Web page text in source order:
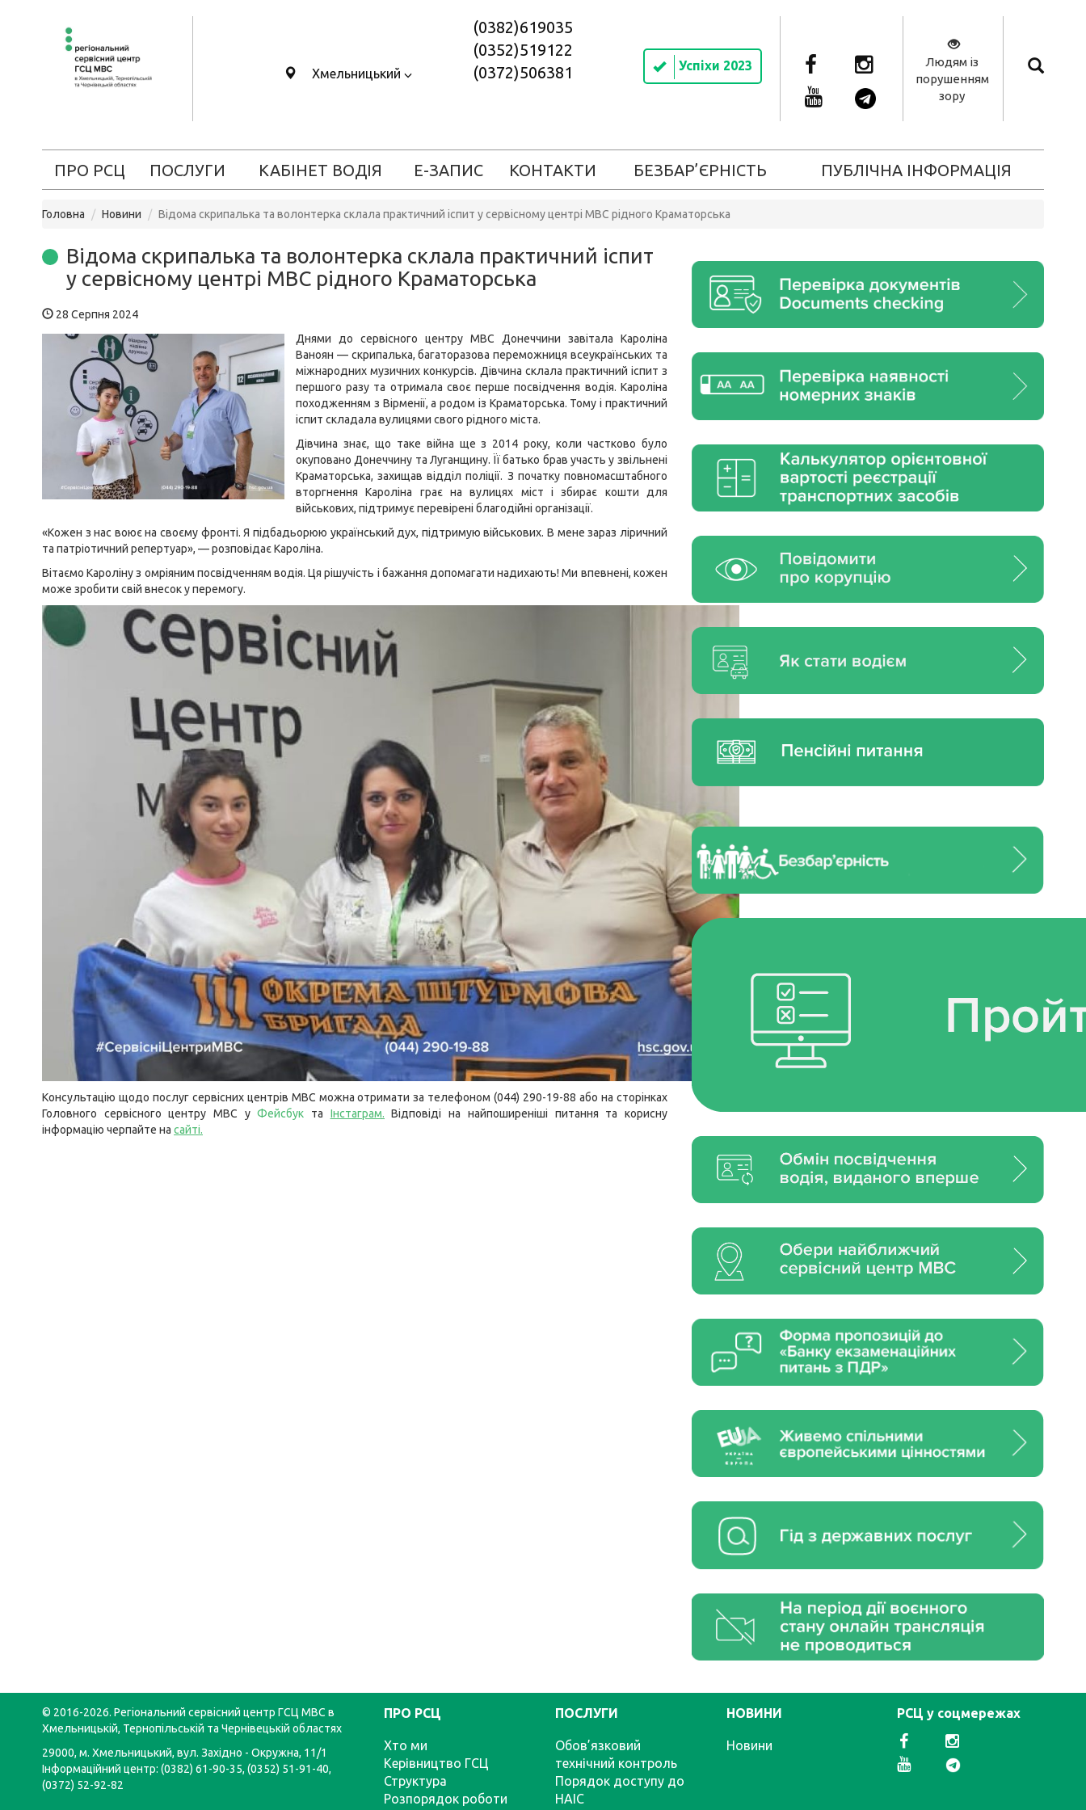
Хмельницький
(0382)619035
(0352)519122
(0372)506381
Успіхи 2023
Людям із
порушенням
зору
ПРО РСЦ ПОСЛУГИ КАБІНЕТ ВОДІЯ Е-ЗАПИС КОНТАКТИ БЕЗБАР’ЄРНІСТЬ ПУБЛІЧНА ІНФОРМАЦІЯ
Головна Новини Відома скрипалька та волонтерка склала практичний іспит у сервісному центрі МВС рідного Краматорська
Відома скрипалька та волонтерка склала практичний іспит
у сервісному центрі МВС рідного Краматорська
28 Серпня 2024
Днями до сервісного центру МВС Донеччини завітала Кароліна
Ваноян — скрипалька, багаторазова переможниця всеукраїнських та
міжнародних музичних конкурсів. Дівчина склала практичний іспит з
першого разу та отримала своє перше посвідчення водія. Кароліна
походженням з Вірменії, а родом із Краматорська. Тому і практичний
іспит складала вулицями свого рідного міста.
Дівчина знає, що таке війна ще з 2014 року, коли частково було
окуповано Донеччину та Луганщину. Її батько брав участь у звільнені
Краматорська, захищав відділ поліції. З початку повномасштабного
вторгнення Кароліна грає на вулицях міст і збирає кошти для
військових, підтримує перевірені благодійні організації.
«Кожен з нас воює на своєму фронті. Я підбадьорюю український дух, підтримую військових. В мене зараз ліричний
та патріотичний репертуар», — розповідає Кароліна.
Вітаємо Кароліну з омріяним посвідченням водія. Ця рішучість і бажання допомагати надихають! Ми впевнені, кожен
може зробити свій внесок у перемогу.
Консультацію щодо послуг сервісних центрів МВС можна отримати за телефоном (044) 290-19-88 або на сторінках
Головного сервісного центру МВС уФейсбук та Інстаграм. Відповіді на найпоширеніші питання та корисну
інформацію черпайте на сайті.
© 2016-2026. Регіональний сервісний центр ГСЦ МВС в
Хмельницькій, Тернопільській та Чернівецькій областях
29000, м. Хмельницький, вул. Західно - Окружна, 11/1
Інформаційний центр: (0382) 61-90-35, (0352) 51-91-40,
(0372) 52-92-82
ПРО РСЦ
Хто ми
Керівництво ГСЦ
Структура
Розпорядок роботи
ПОСЛУГИ
Обов’язковий
технічний контроль
Порядок доступу до
НАІС
НОВИНИ
Новини
РСЦ у соцмережах